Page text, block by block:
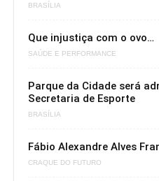
BRASÍLIA
Que injustiça com o ovo…
SAÚDE E PERFORMANCE
Parque da Cidade será
Secretaria de Esporte
BRASÍLIA
Fábio Alexandre Alves
CRAQUE DO FUTURO